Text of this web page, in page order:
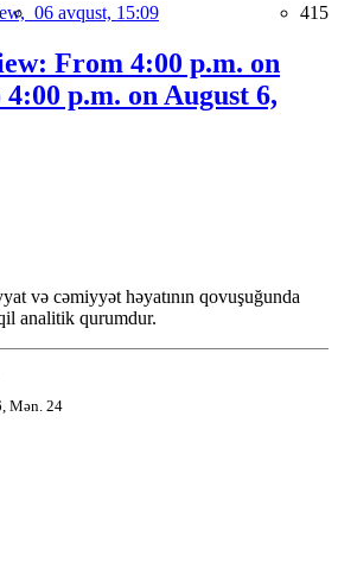
06 avqust, 15:09 415
From 4:00 p.m. on
p.m. on August 6,
və cəmiyyət həyatının qovuşuğunda
analitik qurumdur.
Mən. 24